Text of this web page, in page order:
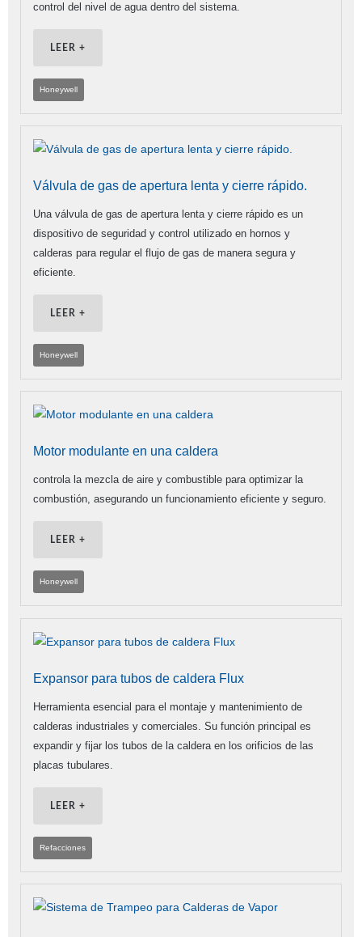
control del nivel de agua dentro del sistema.
LEER +
Honeywell
Válvula de gas de apertura lenta y cierre rápido.
Una válvula de gas de apertura lenta y cierre rápido es un
dispositivo de seguridad y control utilizado en hornos y
calderas para regular el flujo de gas de manera segura y
eficiente.
LEER +
Honeywell
Motor modulante en una caldera
controla la mezcla de aire y combustible para optimizar la
combustión, asegurando un funcionamiento eficiente y seguro.
LEER +
Honeywell
Expansor para tubos de caldera Flux
Herramienta esencial para el montaje y mantenimiento de
calderas industriales y comerciales. Su función principal es
expandir y fijar los tubos de la caldera en los orificios de las
placas tubulares.
LEER +
Refacciones